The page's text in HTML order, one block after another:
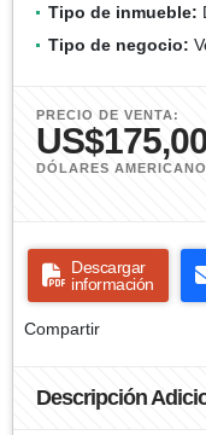
Tipo de inmueble:
Tipo de negocio:
PRECIO DE VENTA:
DÓLARES
Descargar
información
Compartir
Descripción